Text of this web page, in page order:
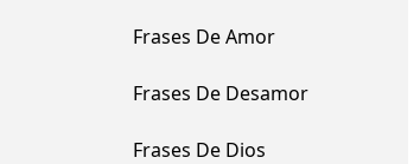
Frases De Amor
Frases De Desamor
Frases De Dios